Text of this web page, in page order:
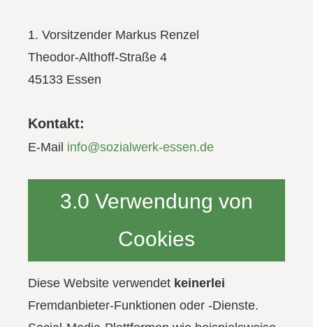
1. Vorsitzender Markus Renzel
Theodor-Althoff-Straße 4
45133 Essen
Kontakt:
E-Mail info@sozialwerk-essen.de
3.0 Verwendung von
Cookies
Diese Website verwendet keinerlei
Fremdanbieter-Funktionen oder -Dienste.